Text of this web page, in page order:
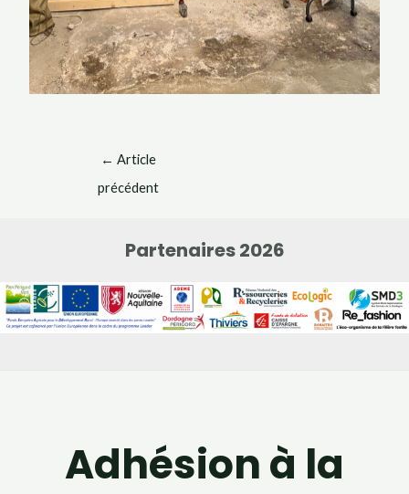
← Article
précédent
Partenaires 2026
Adhésion à la